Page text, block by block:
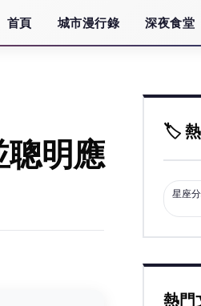
首頁 城市漫行錄 深夜食堂
聰明應
🏷️ 熱
星座
熱門